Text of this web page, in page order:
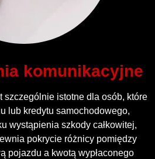
komunikacyjne
szczególnie istotne dla osób, które
lub kredytu samochodowego,
wystąpienia szkody całkowitej,
pokrycie różnicy pomiędzy
pojazdu a kwotą wypłaconego